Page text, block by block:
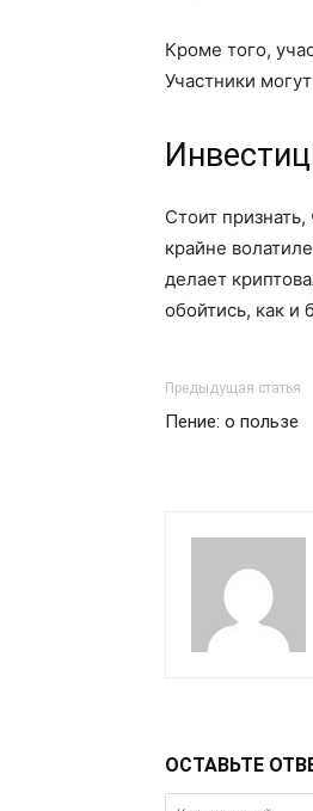
Кроме того,
Участники
Стоит
крайне
делает
обойтись, как
Предыдущая статья
Пение: о пользе
ОСТАВЬТЕ